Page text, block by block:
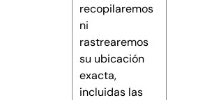
recopilaremos
ni
rastrearemos
su ubicación
exacta,
incluidas las